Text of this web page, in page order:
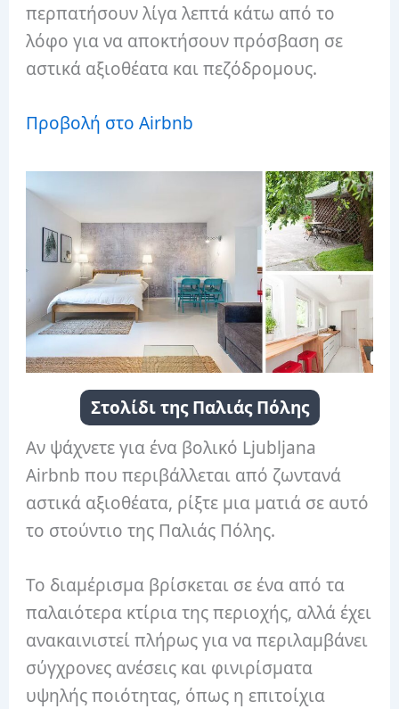
περπατήσουν λίγα λεπτά κάτω από το
λόφο για να αποκτήσουν πρόσβαση σε
αστικά αξιοθέατα και πεζόδρομους.
Προβολή στο Airbnb
Στολίδι της Παλιάς Πόλης
Αν ψάχνετε για ένα βολικό Ljubljana
Airbnb που περιβάλλεται από ζωντανά
αστικά αξιοθέατα, ρίξτε μια ματιά σε αυτό
το στούντιο της Παλιάς Πόλης.
Το διαμέρισμα βρίσκεται σε ένα από τα
παλαιότερα κτίρια της περιοχής, αλλά έχει
ανακαινιστεί πλήρως για να περιλαμβάνει
σύγχρονες ανέσεις και φινιρίσματα
υψηλής ποιότητας, όπως η επιτοίχια